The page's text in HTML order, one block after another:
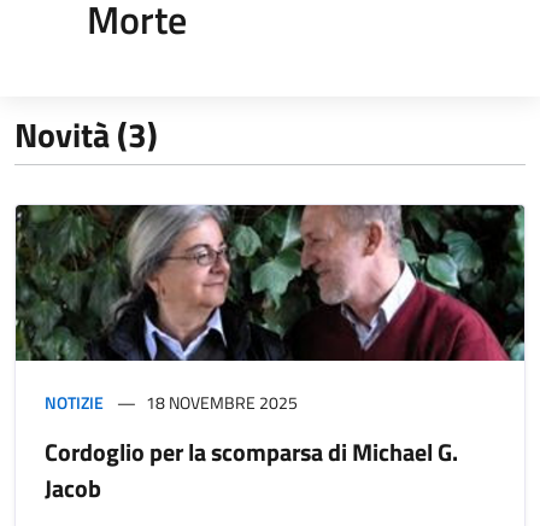
Morte
Novità (3)
NOTIZIE 18 NOVEMBRE 2025
Cordoglio per la scomparsa di Michael G.
Jacob